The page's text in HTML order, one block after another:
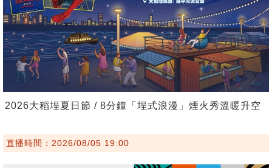
2026大稻埕夏日節 / 8分鐘「埕式浪漫」煙火秀溫暖升空
直播時間：2026/08/05 19:00